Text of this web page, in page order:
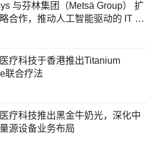
与芬林集团（Metsä Group） 扩
合作，推动人工智能驱动的 IT 转
疗科技于香港推出Titanium
联合疗法
疗科技推出黑金牛奶光，深化中
源设备业务布局